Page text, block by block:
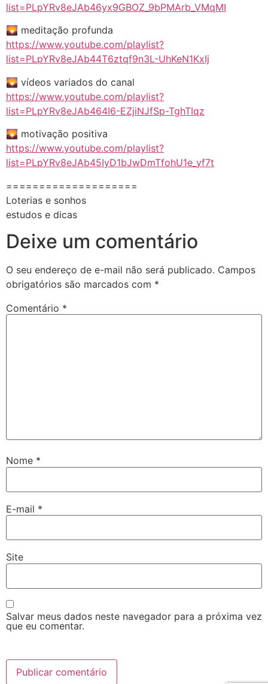
list=PLpYRv8eJAb46yx9GBOZ_9bPMArb_VMqMI
🌄 meditação profunda
https://www.youtube.com/playlist?
list=PLpYRv8eJAb44T6ztqf9n3L-UhKeN1KxIj
🌄 vídeos variados do canal
https://www.youtube.com/playlist?
list=PLpYRv8eJAb464I6-EZjiNJfSp-TghTIqz
🌄 motivação positiva
https://www.youtube.com/playlist?
list=PLpYRv8eJAb45IyD1bJwDmTfohU1e_yf7t
====================
Loterias e sonhos
estudos e dicas
Deixe um comentário
O seu endereço de e-mail não será publicado. Campos
obrigatórios são marcados com *
Comentário *
Nome *
E-mail *
Site
Salvar meus dados neste navegador para a próxima vez
que eu comentar.